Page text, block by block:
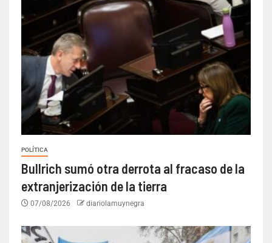
POLÍTICA
Bullrich sumó otra derrota al fracaso de la
extranjerización de la tierra
07/08/2026 diariolamuynegra